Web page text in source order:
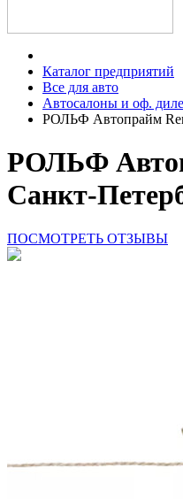
Каталог предприятий
Все для авто
Автосалоны и оф.
РОЛЬФ Автопрайм
РОЛЬФ
Санкт-
ПОСМОТРЕТЬ ОТЗЫВЫ